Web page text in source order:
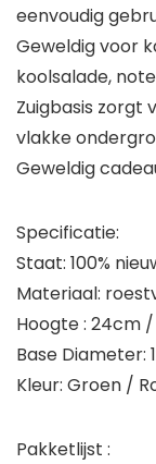
eenvoudig
Geweldig voor
koolsalade,
Zuigbasis zorgt
vlakke
Geweldig
Specificatie:
Staat: 100%
Materiaal:
Hoogte : 24cm
Base Diameter:
Kleur: Groen /
Pakketlijst :